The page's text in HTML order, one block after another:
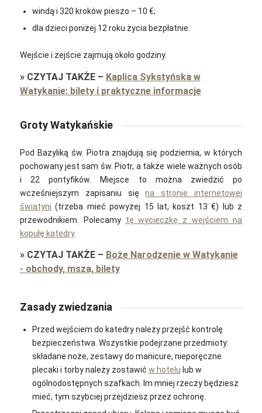
windą i 320 kroków pieszo – 10 €;
dla dzieci poniżej 12 roku życia bezpłatnie.
Wejście i zejście zajmują około godziny.
» CZYTAJ TAKŻE– Kaplica Sykstyńska w
Watykanie: bilety i praktyczne informacje
Groty Watykańskie
Pod Bazyliką św. Piotra znajdują się podziemia, w których
pochowany jest sam św. Piotr, a także wiele ważnych osób
i 22 pontyfików. Miejsce to można zwiedzić po
wcześniejszym zapisaniu sięna stronie internetowej
świątyni (trzeba mieć powyżej 15 lat, koszt 13 €) lub z
przewodnikiem. Polecamy tę wycieczkę z wejściem na
kopułę katedry.
» CZYTAJ TAKŻE– Boże Narodzenie w Watykanie
- obchody, msza, bilety
Zasady zwiedzania
Przed wejściem do katedry należy przejść kontrolę
bezpieczeństwa. Wszystkie podejrzane przedmioty:
składane noże, zestawy do manicure, nieporęczne
plecaki i torby należy zostawić w hotelu lub w
ogólnodostępnych szafkach. Im mniej rzeczy będziesz
mieć, tym szybciej przejdziesz przez ochronę.